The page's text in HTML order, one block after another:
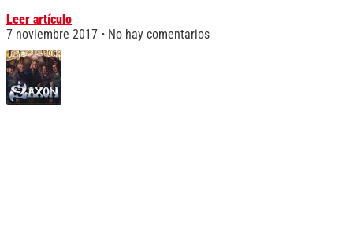
Leer artículo
7 noviembre 2017
No hay comentarios